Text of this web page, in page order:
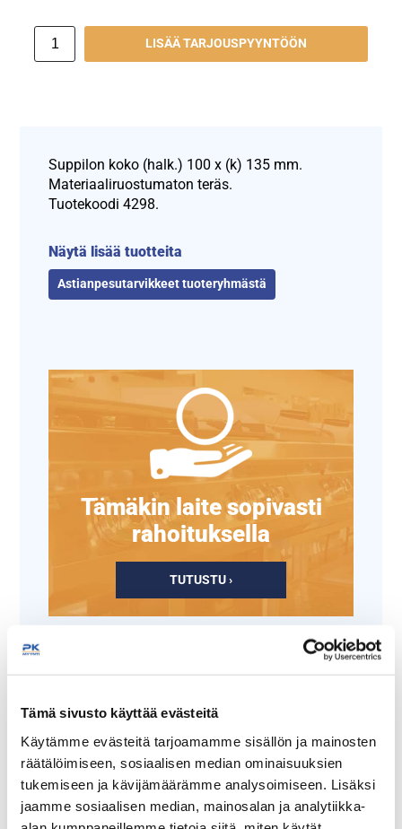
Tämä sivusto käyttää evästeitä
Käytämme evästeitä tarjoamamme sisällön ja mainosten
räätälöimiseen, sosiaalisen median ominaisuuksien
tukemiseen ja kävijämäärämme analysoimiseen. Lisäksi
jaamme sosiaalisen median, mainosalan ja analytiikka-
LISÄÄ TARJOUSPYYNTÖÖN
Suppilon koko (halk.) 100 x (k) 135 mm.
Materiaaliruostumaton teräs.
Tuotekoodi 4298.
Näytä lisää tuotteita
Astianpesutarvikkeet tuoteryhmästä
Tämäkin laite sopivasti
rahoituksella
TUTUSTU ›
Muovinen välinesuppilo,
Muovinen välinesuppilo,